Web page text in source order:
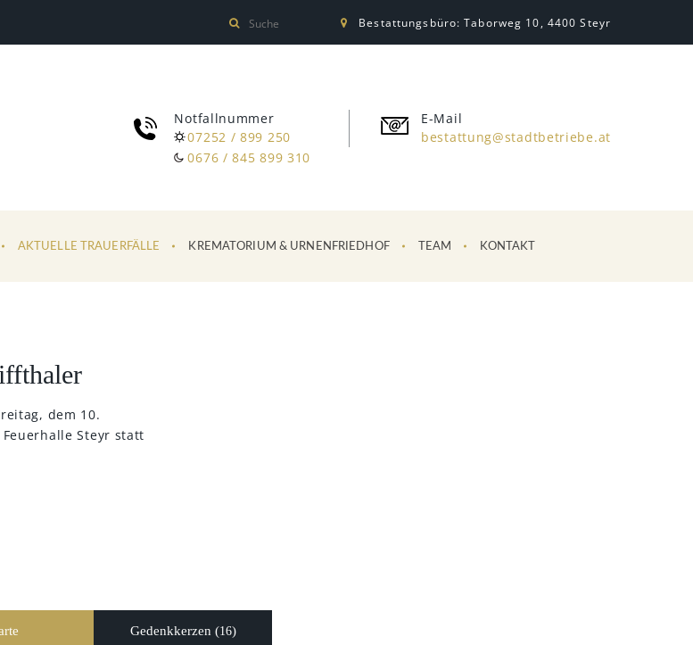
Bestattungsbüro: Taborweg 10, 4400 Steyr
Notfallnummer
07252 / 899 250
0676 / 845 899 310
E-Mail
bestattung@stadtbetriebe.at
AKTUELLE TRAUERFÄLLE KREMATORIUM & URNENFRIEDHOF TEAM KONTAKT
dem 10.
Steyr statt
Gedenkkerzen (16)